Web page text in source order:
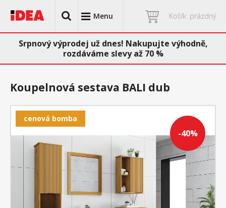
Menu Košík: prázdný
Srpnový výprodej už dnes! Nakupujte výhodně,
rozdáváme slevy až 70 %
-40%
cenová bomba
Koupelnová sestava BALI dub